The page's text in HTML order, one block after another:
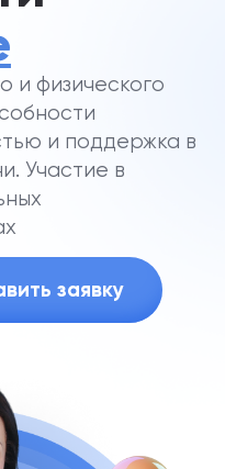
и физического
и поддержка в
Участие в
заявку